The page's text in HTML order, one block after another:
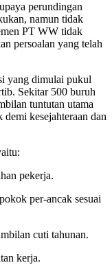
perundingan
namun tidak
PT WW tidak
persoalan yang telah
yang dimulai pukul
Sekitar 500 buruh
tuntutan utama
demi kesejahteraan dan
pekerja.
per-ancak sesuai
cuti tahunan.
kerja.